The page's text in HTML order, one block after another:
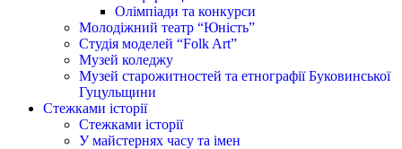
Олімпіади та конкурси
Молодіжний театр “Юність”
Студія моделей “Folk Art”
Музей коледжу
Музей старожитностей та етнографії Буковинської
Гуцульщини
Стежками історії
Стежками історії
У майстернях часу та імен